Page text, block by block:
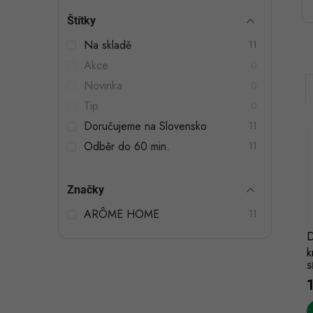
a
Štítky
Na skladě 11
Akce
Novinka
Tip
Doručujeme na Slovensko 11
Odběr do 60 min. 11
Značky
ARÔME HOME 11
r
r